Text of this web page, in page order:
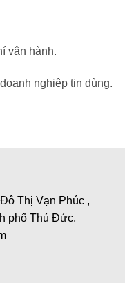
vận hành.
nghiệp tin dùng.
Thị Vạn Phúc ,
phố Thủ Đức,